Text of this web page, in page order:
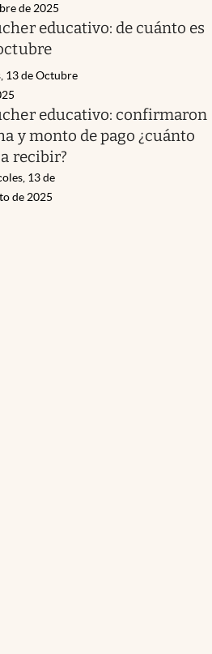
de 2025
educativo: de cuánto es
13 de Octubre
educativo: confirmaron
y monto de pago ¿cuánto
recibir?
13 de
de 2025